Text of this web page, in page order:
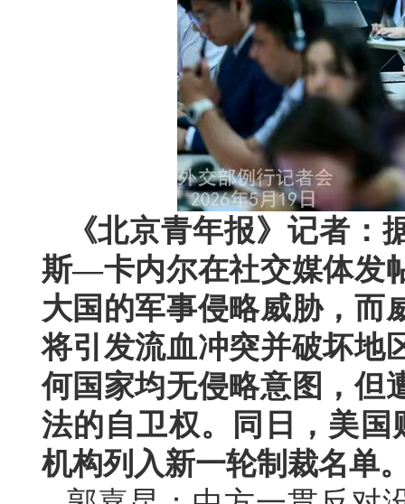
《北京青年报》记者：
斯—卡内尔在社交媒体发
大国的军事侵略威胁，而
将引发流血冲突并破坏地
何国家均无侵略意图，但
法的自卫权。同日，美
机构列入新一轮制裁名单